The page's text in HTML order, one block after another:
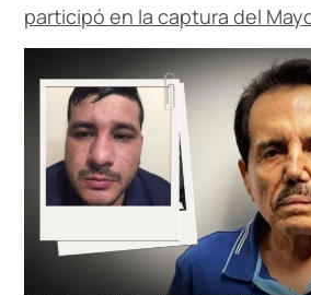
participó en la captura del